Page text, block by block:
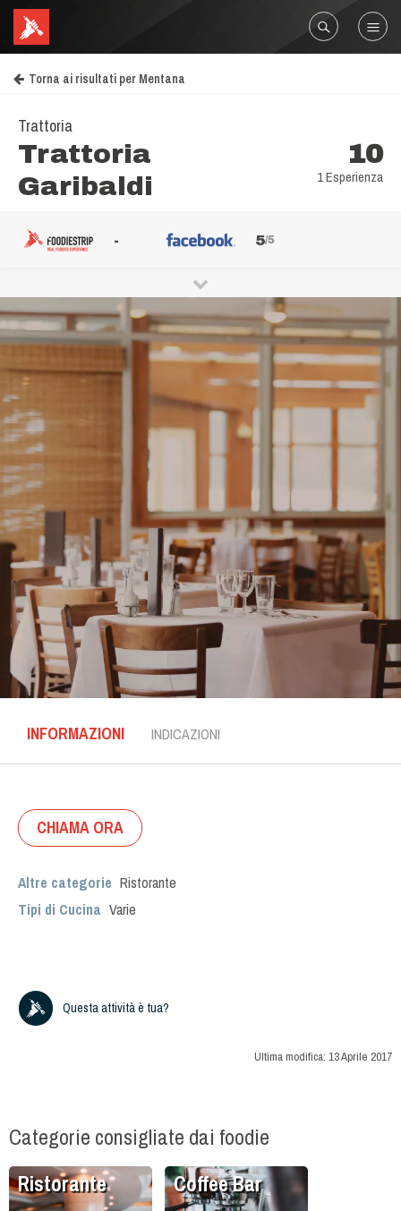
Torna ai risultati per Mentana
Trattoria
Trattoria
Garibaldi
10
1 Esperienza
- 5/5
INFORMAZIONI INDICAZIONI
CHIAMA ORA
Altre categorie Ristorante
Tipi di Cucina Varie
Questa attività è tua?
Ultima modifica: 13 Aprile 2017
Categorie consigliate dai foodie
Ristorante Coffee Bar